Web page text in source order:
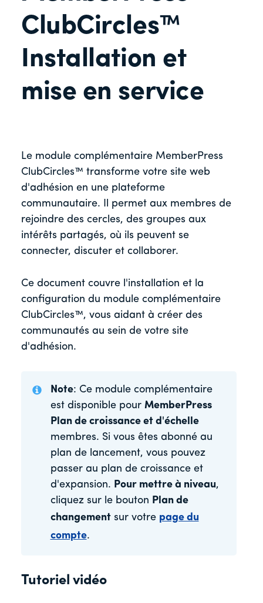
ClubCircles™
Installation et
mise en service
Le module complémentaire MemberPress
ClubCircles™ transforme votre site web
d'adhésion en une plateforme
communautaire. Il permet aux membres de
rejoindre des cercles, des groupes aux
intérêts partagés, où ils peuvent se
connecter, discuter et collaborer.
Ce document couvre l'installation et la
configuration du module complémentaire
ClubCircles™, vous aidant à créer des
communautés au sein de votre site
d'adhésion.
Note: Ce module complémentaire
est disponible pour MemberPress
Plan de croissance et d'échelle
membres. Si vous êtes abonné au
plan de lancement, vous pouvez
passer au plan de croissance et
d'expansion. Pour mettre à niveau,
cliquez sur le bouton Plan de
changementsur votre page du
compte.
Tutoriel vidéo